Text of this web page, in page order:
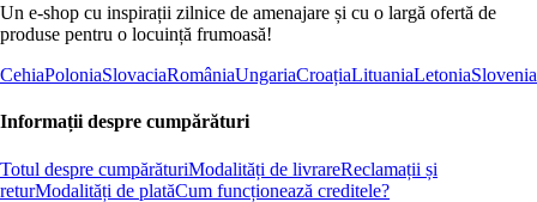
Un e-shop cu inspirații zilnice de amenajare și cu o largă ofertă de
produse pentru o locuință frumoasă!
CehiaPoloniaSlovaciaRomâniaUngariaCroațiaLituaniaLetoniaSlovenia
Informații despre cumpărături
Totul despre cumpărăturiModalități de livrareReclamații și
returModalități de platăCum funcționează creditele?